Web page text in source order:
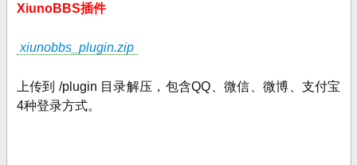
XiunoBBS插件
xiunobbs_plugin.zip
上传到 /plugin 目录解压，包含QQ、微信、微博、支付宝
4种登录方式。